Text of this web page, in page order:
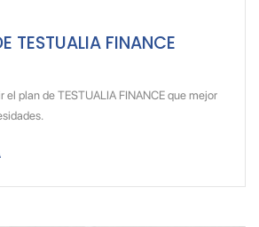
TESTUALIA FINANCE
el plan de TESTUALIA FINANCE que mejor